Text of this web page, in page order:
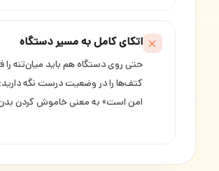
اتکای کامل به مسیر دستگاه
حتی روی دستگاه هم باید میان‌تنه را
کتف‌ها را در وضعیت درست نگه
امن است» به معنی خاموش کردن